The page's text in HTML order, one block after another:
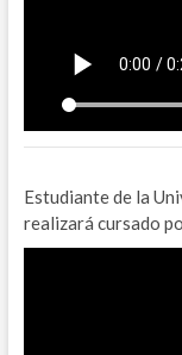
Estudiante de la
realizará cursado